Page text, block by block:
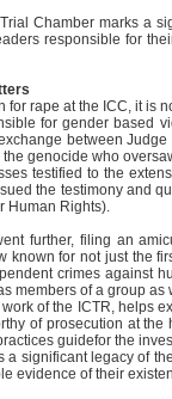
Chamber marks a
responsible for
for rape at the ICC, it is
for gender based
between
genocide who
testified to the
the testimony and
Human Rights).
further, filing an
known for not just the
crimes against
members of a group
of the ICTR, helps
of prosecution at
guidefor the
a significant legacy of
evidence of their